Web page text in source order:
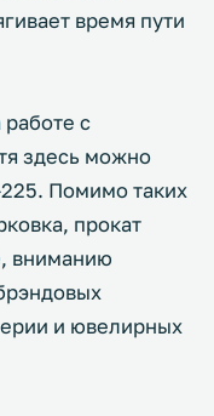
время пути
с
здесь можно
Помимо таких
прокат
вниманию
и ювелирных